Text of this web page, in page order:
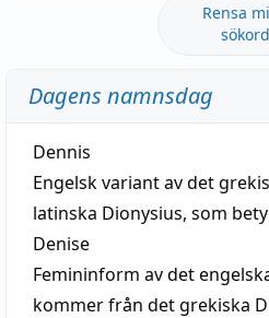
Rensa
sökord
Dagens namnsdag
Dennis
Engelsk variant av det
latinska Dionysius, som
Denise
Femininform av det
kommer från det grekiska